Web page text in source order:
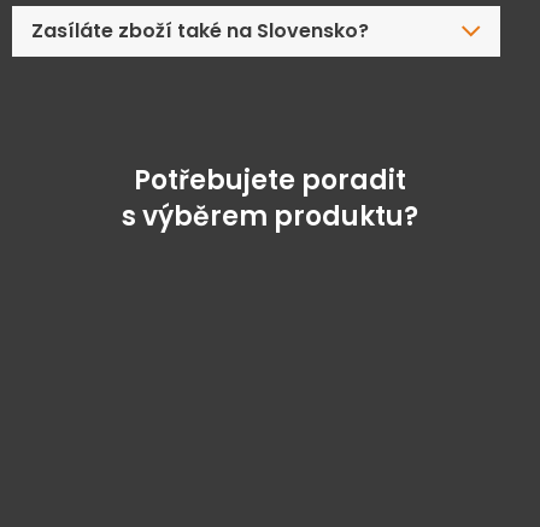
Zasíláte zboží také na Slovensko?
Potřebujete poradit
s výběrem produktu?